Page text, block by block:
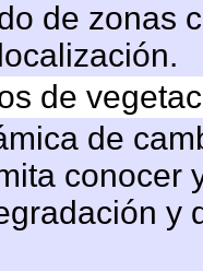
de zonas
de
de
conocer
y